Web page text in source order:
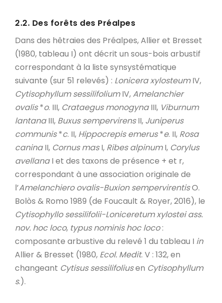
2.2. Des forêts des Préalpes
Dans des hêtraies des Préalpes, Allier et Bresset
(1980, tableau I) ont décrit un sous-bois arbustif
correspondant à la liste synsystématique
suivante (sur 51 relevés) : Lonicera xylosteumIV,
Cytisophyllum sessilifoliumIV,Amelanchier
ovalis*o. III, Crataegus monogynaIII, Viburnum
lantanaIII, Buxus sempervirensII, Juniperus
communis*c. II, Hippocrepis emerus*e. II, Rosa
caninaII, Cornus masI, Ribes alpinumI, Corylus
avellanaI et des taxons de présence + et r,
correspondant à une association originale de
l’Amelanchiero ovalis-Buxion sempervirentisO.
Bolòs & Romo 1989 (de Foucault & Royer, 2016), le
Cytisophyllo sessilifolii-Loniceretum xylostei ass.
nov. hoc loco, typus nominis hoc loco:
composante arbustive du relevé 1 du tableau I in
Allier & Bresset (1980, Ecol. Medit. V : 132, en
changeant Cytisus sessilifoliusen Cytisophyllum
s.).